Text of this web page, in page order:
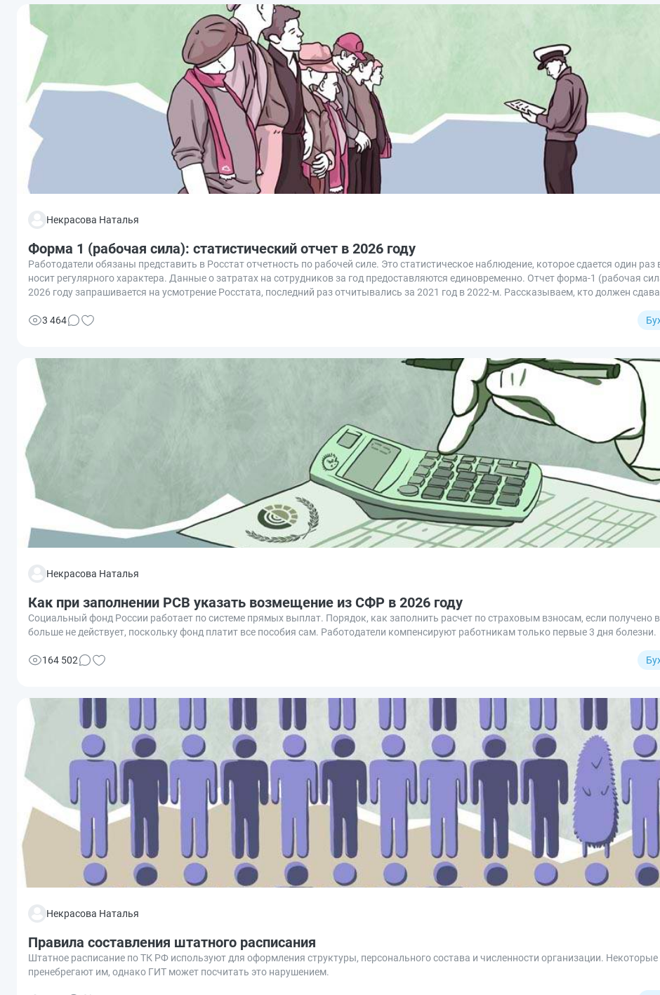
Некрасова Наталья
Форма 1 (рабочая сила): статистический отчет в 2026 году
Работодатели обязаны представить в Росстат отчетность по рабочей силе. Это статистическое наблюдение, которое сдается один раз
носит регулярного характера. Данные о затратах на сотрудников за год предоставляются единовременно. Отчет форма-1 (рабочая
2026 году запрашивается на усмотрение Росстата, последний раз отчитывались за 2021 год в 2022-м. Рассказываем, кто должен
3 464
Некрасова Наталья
Как при заполнении РСВ указать возмещение из СФР в 2026 году
Социальный фонд России работает по системе прямых выплат. Порядок, как заполнить расчет по страховым взносам, если получено
больше не действует, поскольку фонд платит все пособия сам. Работодатели компенсируют работникам только первые 3 дня болезни.
164 502
Некрасова Наталья
Правила составления штатного расписания
Штатное расписание по ТК РФ используют для оформления структуры, персонального состава и численности организации.
пренебрегают им, однако ГИТ может посчитать это нарушением.